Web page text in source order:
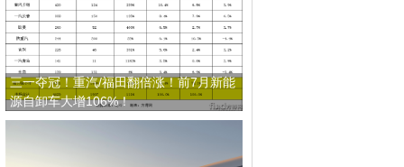
三一夺冠！重汽/福田翻倍涨！前7月新能
源自卸车大增106%！